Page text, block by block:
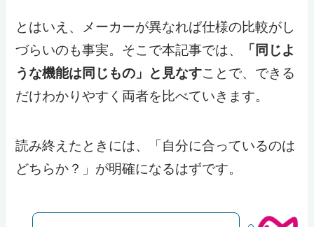
とはいえ、メーカーが異なれば仕様の比較がし
づらいのも事実。そこで本記事では、
「同じよ
うな機能は同じもの」と見なすことで、できる
だけわかりやすく両者を比べていきます。
読み終えたときには、「自分に合っているのは
どちらか？」が明確になるはずです。